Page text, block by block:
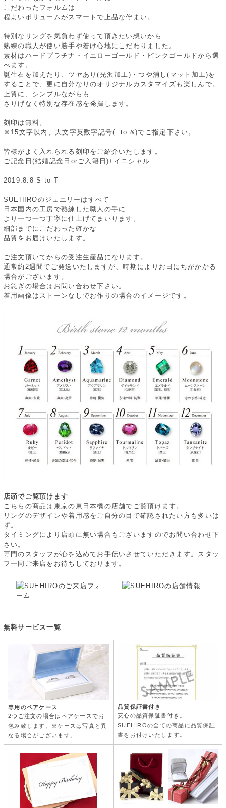
こだわったフォルムは
程よいボリュームがスマートで上品な佇まい。
特別なリングを気負わず使って頂きたい想いから
熟練の職人が使い勝手や着け心地にこだわりました。
素材はハードプラチナ・イエローゴールド・ピンクゴールドから選
べます。
誕生石を加えたり、ツヤあり(光沢加工)・つや消し(マット加工)を
することで、更に自分なりのオリジナルカスタマイズも楽しんで。
上質に、シンプルながらも
さりげなく特別な存在感を発揮します。
刻印は無料。
※15文字以内、大文字英数字記号(. to &)でご指定下さい。
皆様がよく入れられる刻印をご紹介いたします。
ご記念日(結婚記念日orご入籍日)+イニシャル
2019.8.8 S to T
SUEHIROのジュエリーはすべて
日本国内の工房で熟練した職人の手に
より一つ一つ丁寧に仕上げてまいります。
細部までにこだわった確かな
品質をお届けいたします。
ご注文頂いてからの受注生産品になります。
通常約2週間でご発送いたしますが、時期によりお日にちがかかる
場合がございます。
お急ぎの場合はお問い合わせ下さい。
着用画像はストーンなしでお作りの場合のイメージです。
店頭でご覧頂けます
こちらの商品は東京の東日本橋の店舗でご覧頂けます。
リングのデザインや着用感をご自分の目で確認されたい方も多いは
ず。
タイミングにより店頭に無い場合もございますのでお問い合わせ下
さい。
専門のスタッフが心を込めてお手伝いさせていただきます。スタッ
フ一同ご来店をお待ちしております。
無料サービス一覧
専用のペアケース
2つご注文の場合はペアケースでお
包み致します。※ケースは写真と異
なる場合がございます。
品質保証書付き
安心の品質保証書付き。
SUEHIROの全ての商品に品質保証
書をお付けいたします。